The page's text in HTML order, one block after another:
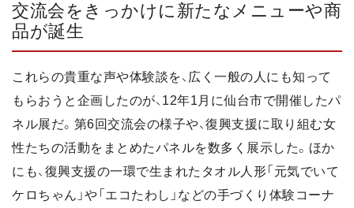
交流会をきっかけに新たなメニューや商
品が誕生
これらの貴重な声や体験談を、広く一般の人にも知って
もらおうと企画したのが、12年1月に仙台市で開催したパ
ネル展だ。第6回交流会の様子や、復興支援に取り組む女
性たちの活動をまとめたパネルを数多く展示した。ほか
にも、復興支援の一環で生まれたタオル人形「元気でいて
ケロちゃん」や「エコたわし」などの手づくり体験コーナ